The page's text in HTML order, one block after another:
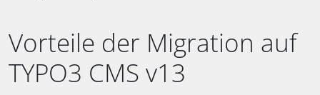
Vorteile der Migration auf
TYPO3 CMS v13